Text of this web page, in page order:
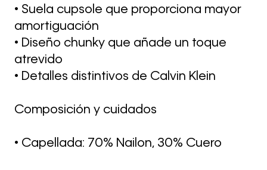
• Suela cupsole que proporciona mayor
amortiguación
• Diseño chunky que añade un toque
atrevido
• Detalles distintivos de Calvin Klein
Composición y cuidados
• Capellada: 70% Nailon, 30% Cuero